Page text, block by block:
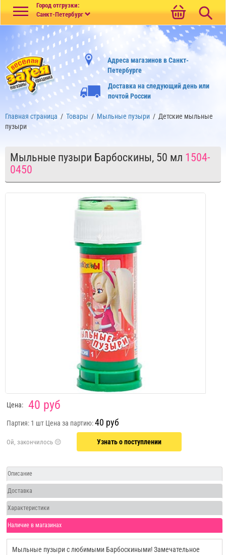
Город отгрузки:
Санкт-Петербург
Адреса магазинов в Санкт-
Петербурге
Доставка на следующий день или
почтой России
Главная страница / Товары / Мыльные пузыри / Детские мыльные
пузыри
Мыльные пузыри Барбоскины, 50 мл 1504-
0450
Цена: 40 руб
Партия: 1 шт Цена за партию:40 руб
Узнать о поступлении
Описание
Доставка
Характеристики
Наличие в магазинах
Мыльные пузыри с любимыми Барбоскиными! Замечательное